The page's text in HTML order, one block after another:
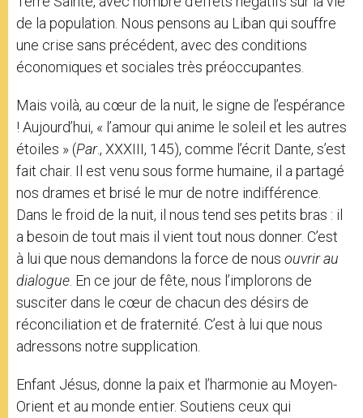
de la population. Nous pensons au Liban qui souffre
une crise sans précédent, avec des conditions
économiques et sociales très préoccupantes.
Mais voilà, au cœur de la nuit, le signe de l’espérance
! Aujourd’hui, « l’amour qui anime le soleil et les autres
étoiles » (Par., XXXIII, 145), comme l’écrit Dante, s’est
fait chair. Il est venu sous forme humaine, il a partagé
nos drames et brisé le mur de notre indifférence.
Dans le froid de la nuit, il nous tend ses petits bras : il
a besoin de tout mais il vient tout nous donner. C’est
à lui que nous demandons la force de nous ouvrir au
dialogue . En ce jour de fête, nous l’implorons de
susciter dans le cœur de chacun des désirs de
réconciliation et de fraternité. C’est à lui que nous
adressons notre supplication.
Enfant Jésus, donne la paix et l’harmonie au Moyen-
Orient et au monde entier. Soutiens ceux qui